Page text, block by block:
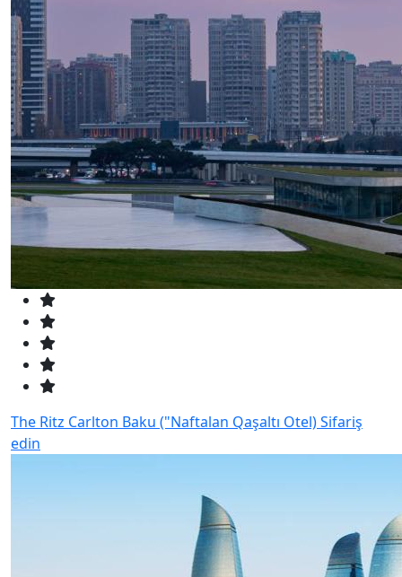
The Ritz Carlton Baku ("Naftalan Qaşaltı Otel)Sifariş
edin